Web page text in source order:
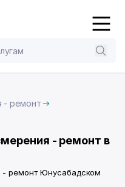
- ремонт
- ремонт в
- ремонт Юнусабадском